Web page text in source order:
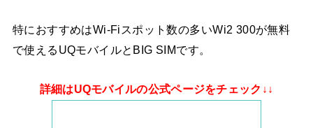
特におすすめはWi-Fiスポット数の多いWi2 300が無料
で使えるUQモバイルとBIG SIMです。
詳細はUQモバイルの公式ページをチェック↓↓